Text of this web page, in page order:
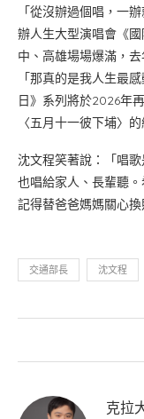
「從沒辦過個唱，一
辦人生大型演唱會《
中、高雄場場爆滿，
「那真的是我人生最
日》系列將於2026年
〈五月十一彼下埔〉的
沈文程笑著說：「唱
也唱給家人、長輩聽
記得替爸爸媽媽關心換
交通部長 沈文程
克拉